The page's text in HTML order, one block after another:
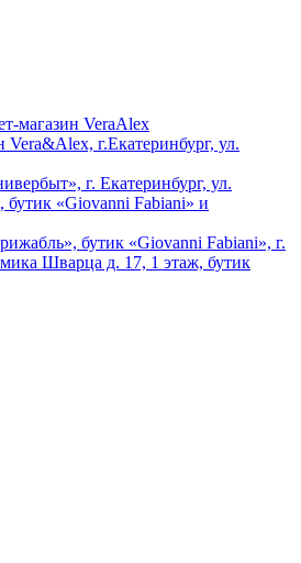
магазин VeraAlex
Vera&Alex, г.Екатеринбург, ул.
г. Екатеринбург, ул.
бутик «Giovanni Fabiani» и
бутик «Giovanni Fabiani», г.
Шварца д. 17, 1 этаж, бутик